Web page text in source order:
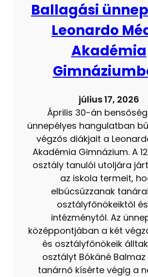
Ballagási
Leonardo
Akadémia
július 17, 2026
Április 30-án
ünnepélyes hangulatban
végzős diákjait a
Akadémia Gimnázium. A
osztály tanulói utoljára
az iskola termeit,
elbúcsúzzanak
osztályfőnökeiktől
intézménytől. Az
középpontjában a két
és osztályfőnökeik
osztályt Bókáné Balmaz
tanárnő kísérte végig a